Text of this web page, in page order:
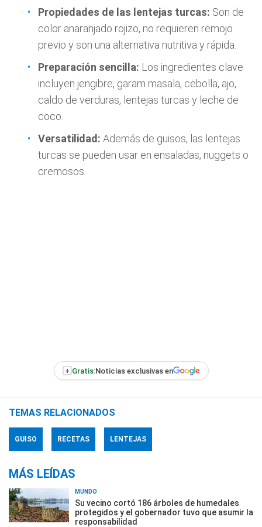
Propiedades de las lentejas turcas: Son de
color anaranjado rojizo, no requieren remojo
previo y son una alternativa nutritiva y rápida.
Preparación sencilla: Los ingredientes clave
incluyen jengibre, garam masala, cebolla, ajo,
caldo de verduras, lentejas turcas y leche de
coco.
Versatilidad: Además de guisos, las lentejas
turcas se pueden usar en ensaladas, nuggets o
cremosos.
+ Gratis:Noticias exclusivas en
TEMAS RELACIONADOS
GUISO RECETAS LENTEJAS
MÁS LEÍDAS
MUNDO
Su vecino cortó 186 árboles de humedales
protegidos y el gobernador tuvo que asumir la
responsabilidad